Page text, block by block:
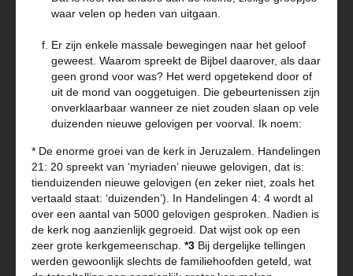
waar velen op heden van uitgaan.
Er zijn enkele massale bewegingen naar het geloof
geweest. Waarom spreekt de Bijbel daarover, als daar
geen grond voor was? Het werd opgetekend door of
uit de mond van ooggetuigen. Die gebeurtenissen zijn
onverklaarbaar wanneer ze niet zouden slaan op vele
duizenden nieuwe gelovigen per voorval. Ik noem:
* De enorme groei van de kerk in Jeruzalem. Handelingen
21: 20 spreekt van ‘myriaden’ nieuwe gelovigen, dat is:
tienduizenden nieuwe gelovigen (en zeker niet, zoals het
vertaald staat: ‘duizenden’). In Handelingen 4: 4 wordt al
over een aantal van 5000 gelovigen gesproken. Nadien is
de kerk nog aanzienlijk gegroeid. Dat wijst ook op een
zeer grote kerkgemeenschap. *3 Bij dergelijke tellingen
werden gewoonlijk slechts de familiehoofden geteld, wat